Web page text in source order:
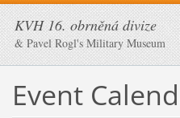
KVH 16. obrněná divize
& Pavel Rogl's Military Museum
Event